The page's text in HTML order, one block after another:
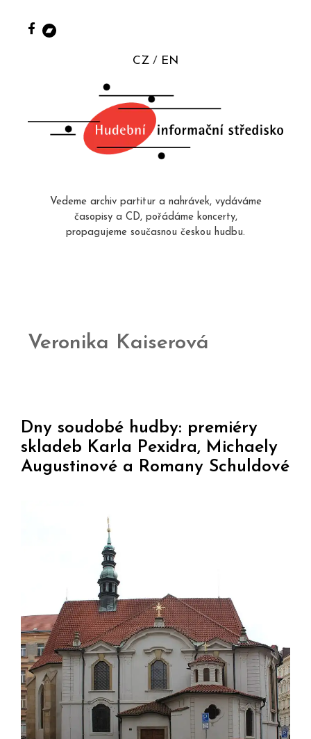
CZ EN
Vedeme archiv partitur a nahrávek, vydáváme
časopisy a CD, pořádáme koncerty,
propagujeme současnou českou hudbu.
Veronika Kaiserová
Dny soudobé hudby: premiéry
skladeb Karla Pexidra, Michaely
Augustinové a Romany Schuldové